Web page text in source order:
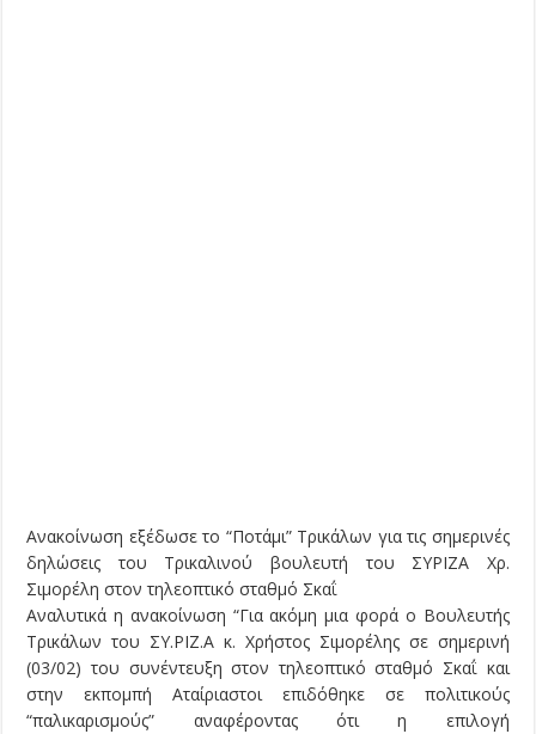
Ανακοίνωση εξέδωσε το “Ποτάμι” Τρικάλων για τις σημερινές
δηλώσεις του Τρικαλινού βουλευτή του ΣΥΡΙΖΑ Χρ.
Σιμορέλη στον τηλεοπτικό σταθμό Σκαΐ
Αναλυτικά η ανακοίνωση “Για ακόμη μια φορά ο Βουλευτής
Τρικάλων του ΣΥ.ΡΙΖ.Α κ. Χρήστος Σιμορέλης σε σημερινή
(03/02) του συνέντευξη στον τηλεοπτικό σταθμό Σκαΐ και
στην εκπομπή Αταίριαστοι επιδόθηκε σε πολιτικούς
“παλικαρισμούς” αναφέροντας ότι η επιλογή